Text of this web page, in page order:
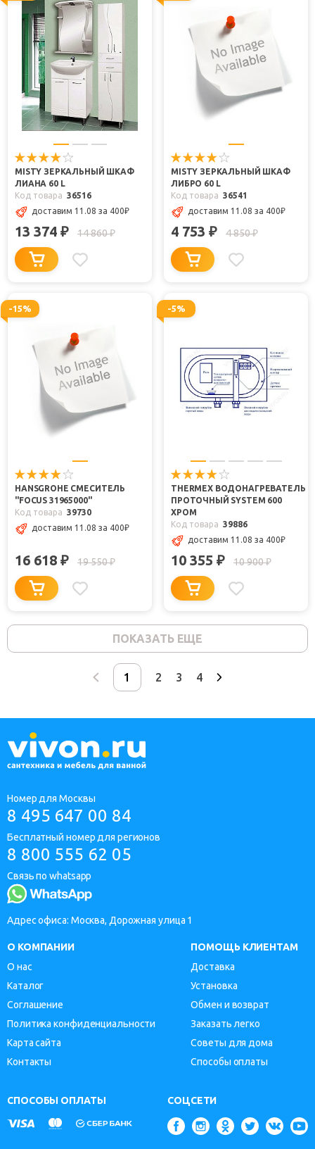
MISTY ЗЕРКАЛЬНЫЙ ШКАФ
ЛИАНА 60 L
Код товара 36516
доставим 11.08 за 400₽
13 374 ₽ 14 860₽
MISTY ЗЕРКАЛЬНЫЙ ШКАФ
ЛИБРО 60 L
Код товара 36541
доставим 11.08 за 400₽
4 753 ₽ 4 850₽
-15%
HANSGROHE СМЕСИТЕЛЬ
"FOCUS 31965000"
Код товара 39730
доставим 11.08 за 400₽
16 618 ₽ 19 550₽
-5%
THERMEX ВОДОНАГРЕВАТЕЛЬ
ПРОТОЧНЫЙ SYSTEM 600
ХРОМ
Код товара 39886
доставим 11.08 за 400₽
10 355 ₽ 10 900₽
ПОКАЗАТЬ ЕЩЕ
2 3 4
Номер для Москвы
8 495 647 00 84
Бесплатный номер для регионов
8 800 555 62 05
Связь по whatsapp
Адрес офиса: Москва, Дорожная улица 1
О КОМПАНИИ
О нас
Каталог
Соглашение
Политика конфиденциальности
Карта сайта
Контакты
ПОМОЩЬ КЛИЕНТАМ
Доставка
Установка
Обмен и возврат
Заказать легко
Советы для дома
Способы оплаты
СПОСОБЫ ОПЛАТЫ СОЦСЕТИ